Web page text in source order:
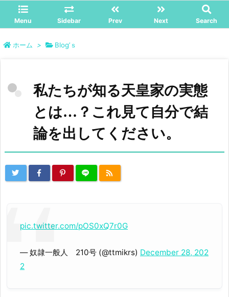
Menu Sidebar Prev Next Search
ホーム > Blog’ｓ
私たちが知る天皇家の実態
とは…？これ見て自分で結
論を出してください。
pic.twitter.com/pOS0xQ7r0G
— 奴隷一般人 210号 (@ttmikrs) December 28, 202
2